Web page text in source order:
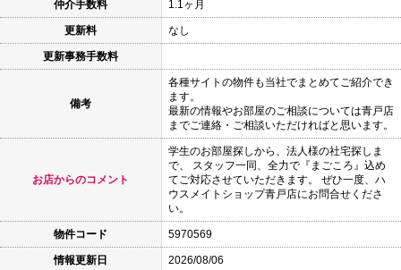
仲介手数料 1.1ヶ月
更新料 なし
更新事務手数料
備考
各種サイトの物件も当社でまとめてご紹介でき
ます。
最新の情報やお部屋のご相談については青戸店
までご連絡・ご相談いただければと思います。
お店からのコメント
学生のお部屋探しから、法人様の社宅探しま
で、 スタッフ一同、全力で『まごころ』込め
てご対応させていただきます。 ぜひ一度、ハ
ウスメイトショップ青戸店にお問合せくださ
い。
物件コード 5970569
情報更新日 2026/08/06